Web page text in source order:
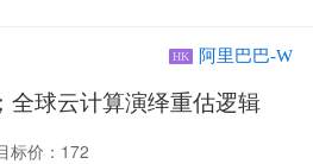
HK 阿里巴巴-W
全球云计算演绎重估逻辑
标价：172